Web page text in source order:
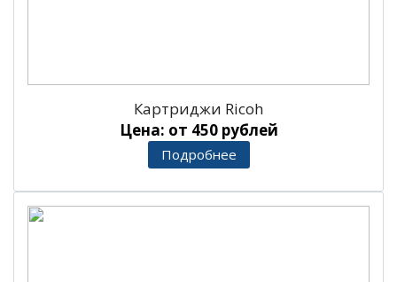
Картриджи Ricoh
Цена: от 450 рублей
Подробнее